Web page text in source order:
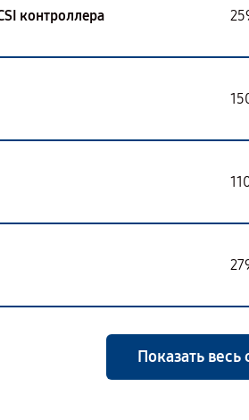
контроллера
Показать весь